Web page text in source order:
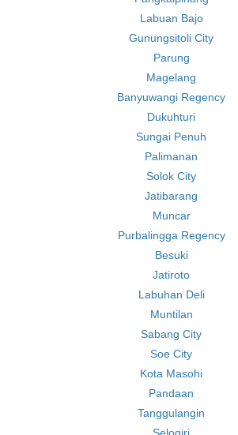
Labuan Bajo
Gunungsitoli City
Parung
Magelang
Banyuwangi Regency
Dukuhturi
Sungai Penuh
Palimanan
Solok City
Jatibarang
Muncar
Purbalingga Regency
Besuki
Jatiroto
Labuhan Deli
Muntilan
Sabang City
Soe City
Kota Masohi
Pandaan
Tanggulangin